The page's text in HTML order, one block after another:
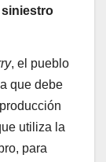
, el pueblo
que debe
utiliza la
para